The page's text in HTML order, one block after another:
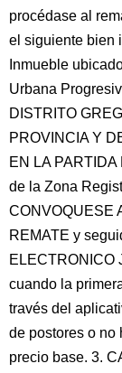
procédase al
el siguiente bien
Inmueble
Urbana
DISTRITO
PROVINCIA Y
EN LA
de la Zona
CONVOQUESE
REMATE y
ELECTRONICO
cuando la
través del
de postores o no
precio base. 3.